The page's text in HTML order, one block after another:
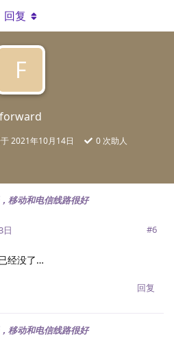
F
forward
2021年10月14日 0次助人
回复
移动和电信线路很好
日 #6
经没了…
回复
移动和电信线路很好